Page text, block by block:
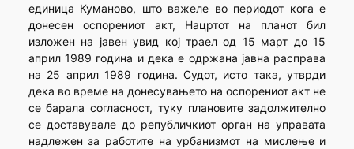
единица Куманово, што важеле во периодот кога е
донесен оспорениот акт, Нацртот на планот бил
изложен на јавен увид кој траел од 15 март до 15
април 1989 година и дека е одржана јавна расправа
на 25 април 1989 година. Судот, исто така, утврди
дека во време на донесувањето на оспорениот акт не
се барала согласност, туку плановите задолжително
се доставувале до републичкиот орган на управата
надлежен за работите на урбанизмот на мислење и